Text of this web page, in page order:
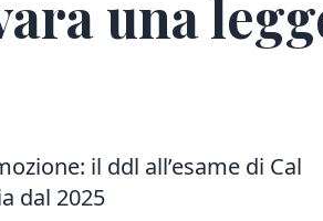
una
il ddl all’esame di Cal
dal 2025